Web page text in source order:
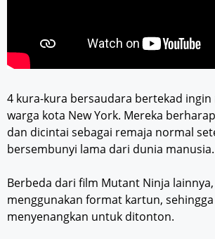
4 kura-kura bersaudara bertekad
warga kota New York. Mereka
dan dicintai sebagai remaja normal
bersembunyi lama dari dunia manusia.
Berbeda dari film Mutant Ninja
menggunakan format kartun,
menyenangkan untuk ditonton.